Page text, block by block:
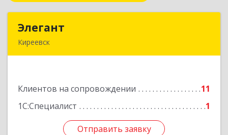
Элегант
Киреевск
Клиентов на сопровождении
11
1С:Специалист
1
Отправить заявку
Подробнее
Отправить заявку